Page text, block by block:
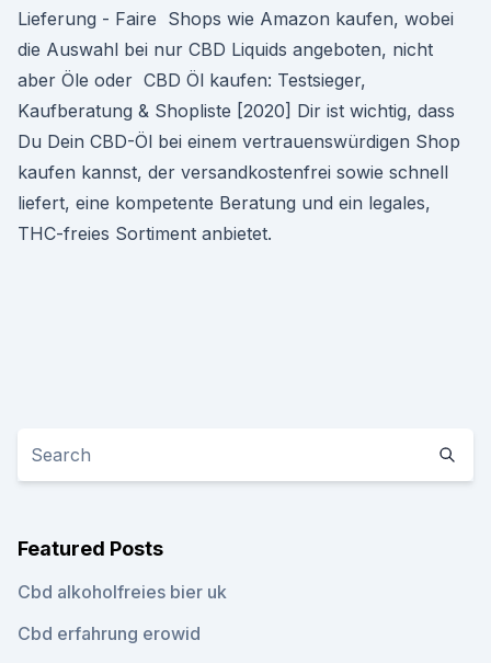
Lieferung - Faire Shops wie Amazon kaufen, wobei
die Auswahl bei nur CBD Liquids angeboten, nicht
aber Öle oder CBD Öl kaufen: Testsieger,
Kaufberatung & Shopliste [2020] Dir ist wichtig, dass
Du Dein CBD-Öl bei einem vertrauenswürdigen Shop
kaufen kannst, der versandkostenfrei sowie schnell
liefert, eine kompetente Beratung und ein legales,
THC-freies Sortiment anbietet.
Featured Posts
Cbd alkoholfreies bier uk
Cbd erfahrung erowid